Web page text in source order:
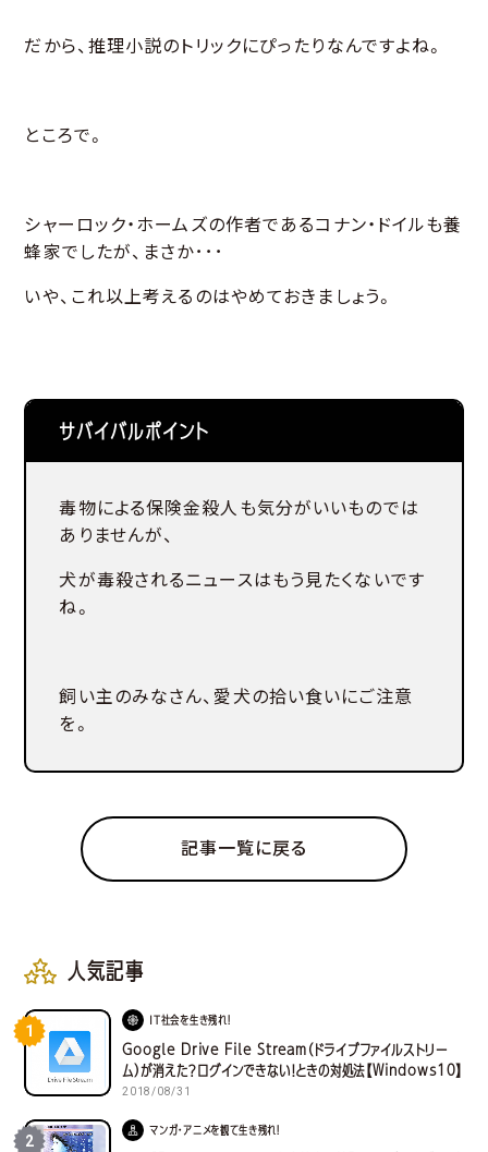
だから、推理小説のトリックにぴったりなんですよね。
ところで。
シャーロック・ホームズの作者であるコナン・ドイルも養
蜂家でしたが、まさか･･･
いや、これ以上考えるのはやめておきましょう。
サバイバルポイント
毒物による保険金殺人も気分がいいものでは
ありませんが、
犬が毒殺されるニュースはもう見たくないです
ね。
飼い主のみなさん、愛犬の拾い食いにご注意
を。
記事一覧に戻る
人気記事
1
IT社会を生き残れ！
Google Drive File Stream（ドライブファイルストリー
ム）が消えた？ログインできない！ときの対処法【Windows10】
2018/08/31
2
マンガ・アニメを観て生き残れ！